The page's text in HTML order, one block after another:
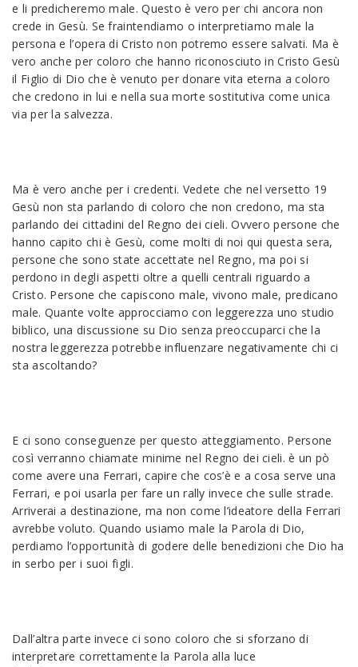
e li predicheremo male. Questo è vero per chi ancora non
crede in Gesù. Se fraintendiamo o interpretiamo male la
persona e l’opera di Cristo non potremo essere salvati. Ma è
vero anche per coloro che hanno riconosciuto in Cristo Gesù
il Figlio di Dio che è venuto per donare vita eterna a coloro
che credono in lui e nella sua morte sostitutiva come unica
via per la salvezza.
Ma è vero anche per i credenti. Vedete che nel versetto 19
Gesù non sta parlando di coloro che non credono, ma sta
parlando dei cittadini del Regno dei cieli. Ovvero persone che
hanno capito chi è Gesù, come molti di noi qui questa sera,
persone che sono state accettate nel Regno, ma poi si
perdono in degli aspetti oltre a quelli centrali riguardo a
Cristo. Persone che capiscono male, vivono male, predicano
male. Quante volte approcciamo con leggerezza uno studio
biblico, una discussione su Dio senza preoccuparci che la
nostra leggerezza potrebbe influenzare negativamente chi ci
sta ascoltando?
E ci sono conseguenze per questo atteggiamento. Persone
così verranno chiamate minime nel Regno dei cieli. è un pò
come avere una Ferrari, capire che cos’è e a cosa serve una
Ferrari, e poi usarla per fare un rally invece che sulle strade.
Arriverai a destinazione, ma non come l’ideatore della Ferrari
avrebbe voluto. Quando usiamo male la Parola di Dio,
perdiamo l’opportunità di godere delle benedizioni che Dio ha
in serbo per i suoi figli.
Dall’altra parte invece ci sono coloro che si sforzano di
interpretare correttamente la Parola alla luce